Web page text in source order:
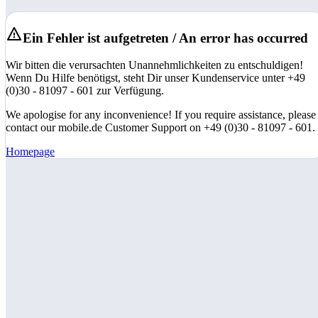
Ein Fehler ist aufgetreten / An error has occurred
Wir bitten die verursachten Unannehmlichkeiten zu entschuldigen!
Wenn Du Hilfe benötigst, steht Dir unser Kundenservice unter +49
(0)30 - 81097 - 601 zur Verfügung.
We apologise for any inconvenience! If you require assistance, please
contact our mobile.de Customer Support on +49 (0)30 - 81097 - 601.
Homepage